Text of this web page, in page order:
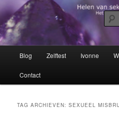
Spring
naar
de
primaire
inhoud
Spring
naar
de
secundaire
inhoudHelen van
Het trauma voorbij!
Blog Zelftest Ivonne
Contact
TAG ARCHIEVEN:SEXUEEL